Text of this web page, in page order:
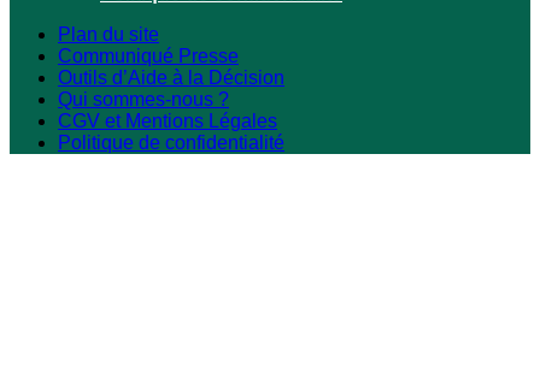
Plan du site
Communiqué Presse
Outils d’Aide à la Décision
Qui sommes-nous ?
CGV et Mentions Légales
Politique de confidentialité